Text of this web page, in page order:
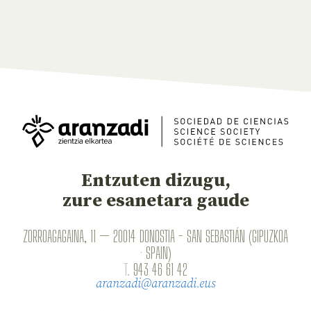
Entzuten dizugu,
zure esanetara gaude
ZORROAGAGAINA, 11 — 20014 DONOSTIA - SAN SEBASTIÁN (GIPUZKOA
· SPAIN)
T. 943 46 61 42
aranzadi@aranzadi.eus